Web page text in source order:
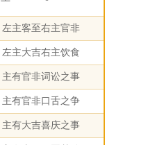
左主客至右主官非
左主大吉右主饮食
主有官非词讼之事
主有官非口舌之争
主有大吉喜庆之事